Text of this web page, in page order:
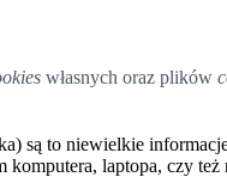
własnych oraz plików
są to niewielkie
komputera, laptopa, czy